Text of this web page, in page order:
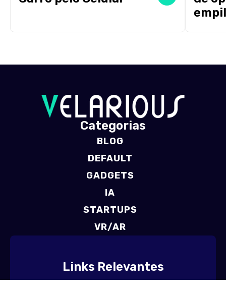
Categorias
BLOG
DEFAULT
GADGETS
IA
STARTUPS
VR/AR
Links Relevantes